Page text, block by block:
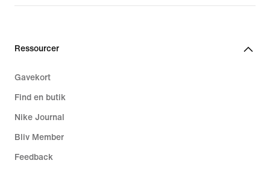
Ressourcer
Gavekort
Find en butik
Nike Journal
Bliv Member
Feedback